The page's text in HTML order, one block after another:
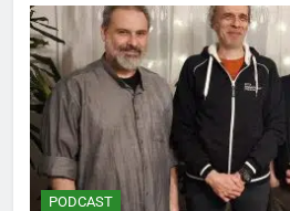
PODCAST